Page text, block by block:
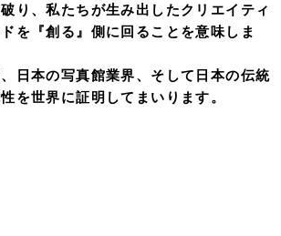
り、私たちが生み出したクリエイティ
を『創る』側に回ることを意味しま
日本の写真館業界、そして日本の伝統
を世界に証明してまいります。